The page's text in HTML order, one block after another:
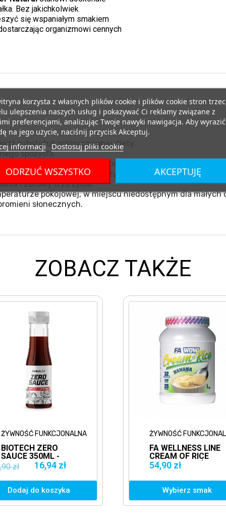
Bez jakichkolwiek
się wspaniałym smakiem
organizmowi cennych
substytut zróżnicowanej diety.
spożycia.
ze składników produktu.
oraz kobietom w ciąży.
i zdrowy tryb życia.
pokojowej, w miejscu niedostępnym dla małych
słonecznych.
ZOBACZ TAKŻE
ŻYWNOŚĆ FUNKCJONALNA
1KG KLEIK RYŻOWY
54,90 zł
korzysta z własnych plików cookie i plików cookie stron
ulepszenia naszych usług i pokazywać Ci reklamy związane z
preferencjami, analizując Twoje nawyki nawigacja. Aby wyrazić
na jego użycie, naciśnij przycisk Akceptuj.
informacji Dostosuj pliki cookie
ODRZUĆ WSZYSTKO AKCEPTUJĘ